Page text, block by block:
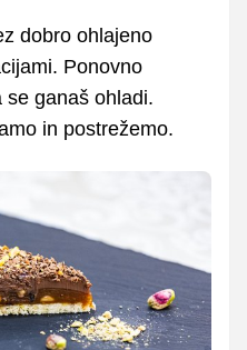
dobro ohlajeno
Ponovno
se ganaš ohladi.
in postrežemo.